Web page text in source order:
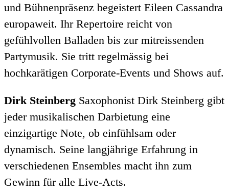
und Bühnenpräsenz begeistert Eileen Cassandra
europaweit. Ihr Repertoire reicht von
gefühlvollen Balladen bis zur mitreissenden
Partymusik. Sie tritt regelmässig bei
hochkarätigen Corporate-Events und Shows auf.
Dirk Steinberg Saxophonist Dirk Steinberg gibt
jeder musikalischen Darbietung eine
einzigartige Note, ob einfühlsam oder
dynamisch. Seine langjährige Erfahrung in
verschiedenen Ensembles macht ihn zum
Gewinn für alle Live-Acts.